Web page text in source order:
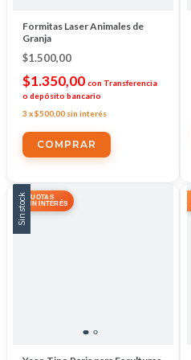
Formitas Laser Animales de
Granja
$1.500,00
$1.350,00 con Transferencia
o depósito bancario
3 x$500,00 sin interés
Sin stock
3
CUOTAS
SIN INTERÉS